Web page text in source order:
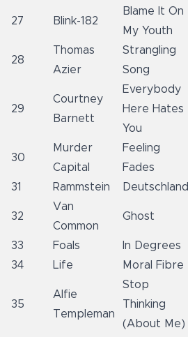
27 Blink-182
Blame It On
My Youth
28
Thomas
Azier
Strangling
Song
29
Courtney
Barnett
Everybody
Here Hates
You
30
Murder
Capital
Feeling
Fades
31 Rammstein Deutschland
32
Van
Common
Ghost
33 Foals In Degrees
34
Life Moral Fibre
35
Alfie
Templeman
Stop
Thinking
(About Me)